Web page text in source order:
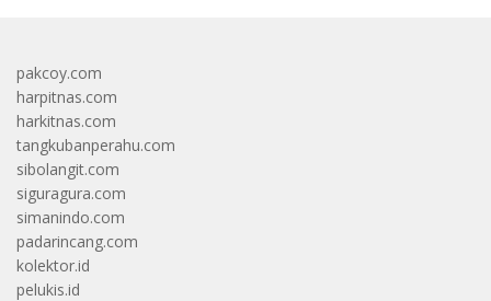
pakcoy.com
harpitnas.com
harkitnas.com
tangkubanperahu.com
sibolangit.com
siguragura.com
simanindo.com
padarincang.com
kolektor.id
pelukis.id